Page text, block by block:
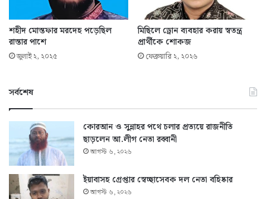
শহীদ মোস্তফার মরদেহ পড়েছিল
রাস্তার পাশে
জুলাই ২, ২০২৫
মিছিলে ড্রোন ব্যবহার করায় স্বতন্ত্র
প্রার্থীকে শোকজ
ফেব্রুয়ারি ২, ২০২৬
সর্বশেষ
কোরআন ও সুন্নাহর পথে চলার প্রত্যয়ে রাজনীতি
ছাড়লেন আ.লীগ নেতা রব্বানী
আগস্ট ৬, ২০২৬
ইয়াবাসহ গ্রেপ্তার স্বেচ্ছাসেবক দল নেতা বহিষ্কার
আগস্ট ৬, ২০২৬